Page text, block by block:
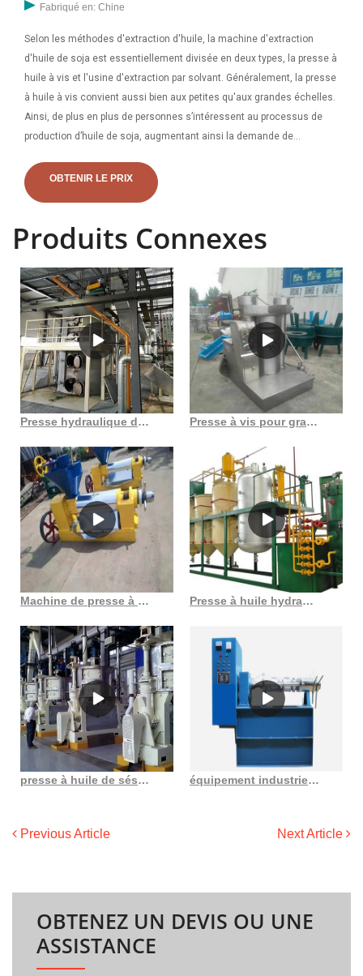
Fabriqué en: Chine
Selon les méthodes d'extraction d'huile, la machine d'extraction
d'huile de soja est essentiellement divisée en deux types, la presse à
huile à vis et l'usine d'extraction par solvant. Généralement, la presse
à huile à vis convient aussi bien aux petites qu'aux grandes échelles.
Ainsi, de plus en plus de personnes s’intéressent au processus de
production d’huile de soja, augmentant ainsi la demande de
à petite échelle. Si vous souhaitez produire du soja avec une
production de 1 à 30 tonnes par jour,
OBTENIR LE PRIX
Produits Connexes
Presse hydraulique de cire pour huiles de son de riz au Sénégal Presse à vis pour graines oléagineuses à haute énergie Shuliy au Gabon
Machine de presse à huile hydraulique de presse à huile de noix d’assurance commerciale d’alibaba Presse à huile hydraulique à haut rendement, prix compétitif, haute qualité au Burkina Faso
presse à huile de sésame au Costa Rica équipement industriel complet de raffinerie d’huile d’arachide de son de riz de canola
Previous Article Next Article
OBTENEZ UN DEVIS OU UNE
ASSISTANCE